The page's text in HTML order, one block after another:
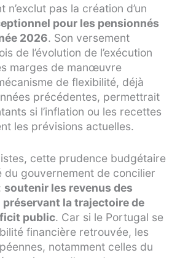
n’exclut pas la création d’un
pour les pensionnés
2026. Son versement
de l’évolution de l’exécution
marges de manœuvre
de flexibilité, déjà
précédentes, permettrait
si l’inflation ou les recettes
les prévisions actuelles.
cette prudence budgétaire
du gouvernement de concilier
soutenir les revenus des
préservant la trajectoire de
public. Car si le Portugal se
financière retrouvée, les
notamment celles du